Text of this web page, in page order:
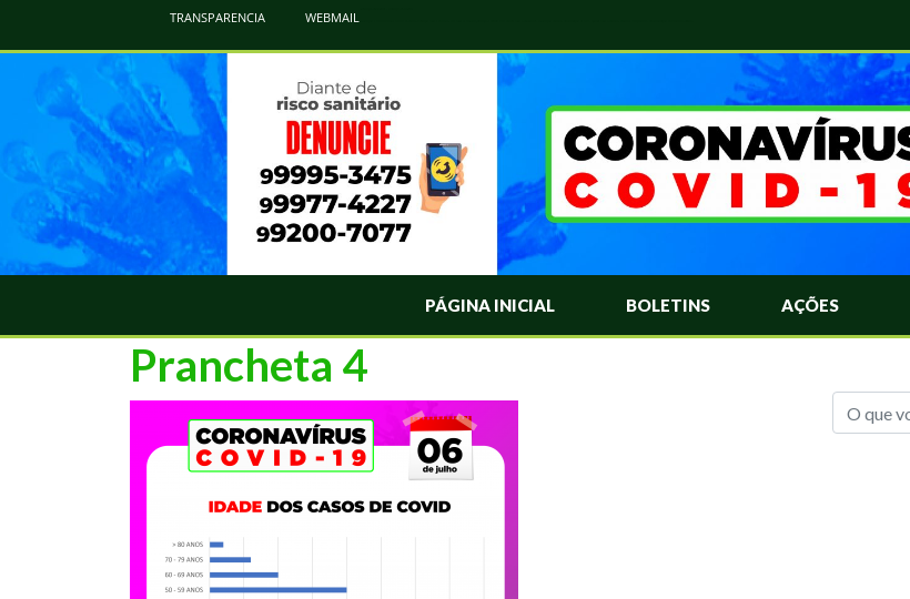
TRANSPARENCIA WEBMAIL
PÁGINA INICIAL BOLETINS AÇÕES
Prancheta 4